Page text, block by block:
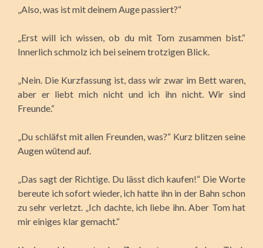
„Also, was ist mit deinem Auge passiert?“
„Erst will ich wissen, ob du mit Tom zusammen bist.“
Innerlich schmolz ich bei seinem trotzigen Blick.
„Nein. Die Kurzfassung ist, dass wir zwar im Bett waren,
aber er liebt mich nicht und ich ihn nicht. Wir sind
Freunde.“
„Du schläfst mit allen Freunden, was?“ Kurz blitzen seine
Augen wütend auf.
„Das sagt der Richtige. Du lässt dich kaufen!“ Die Worte
bereute ich sofort wieder, ich hatte ihn in der Bahn schon
zu sehr verletzt. „Ich dachte, ich liebe ihn. Aber Tom hat
mir einiges klar gemacht.“